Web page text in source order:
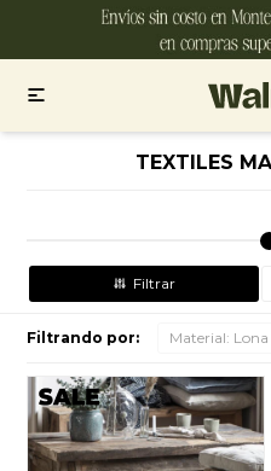

TEXTILES
Filtrando por: Material: Lona